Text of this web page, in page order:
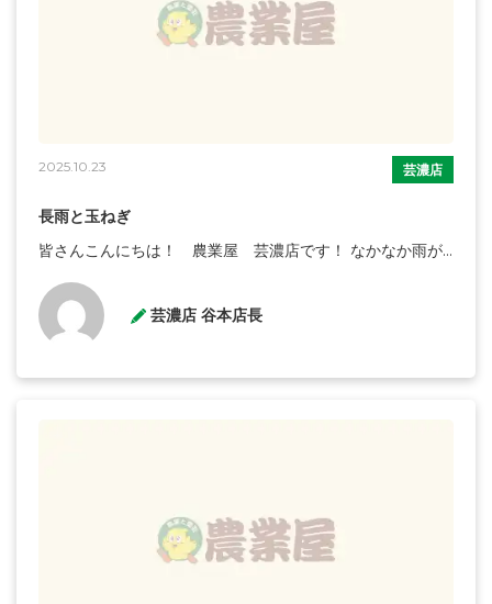
2025.10.23 芸濃店
長雨と玉ねぎ
皆さんこんにちは！ 農業屋 芸濃店です！ なかなか雨が...
芸濃店 谷本店長